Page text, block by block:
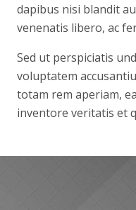
dapibus nisi blandit
venenatis libero, ac
Sed ut perspiciatis
voluptatem
totam rem aperiam,
inventore veritatis et